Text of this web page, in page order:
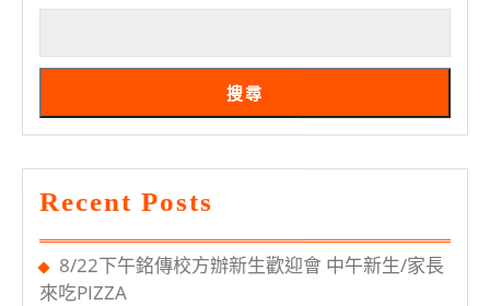
22
選
報
搜尋
Recent Posts
8/22下午銘傳校方辦新生歡迎會 中午新生/家長
來吃PIZZA